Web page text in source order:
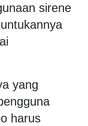
sirene
yang
harus